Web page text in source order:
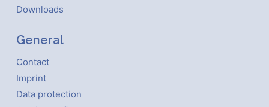
Downloads
General
Contact
Imprint
Data protection